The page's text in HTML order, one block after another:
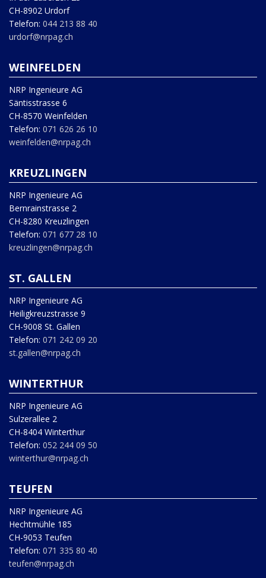
CH-8902 Urdorf
Telefon: 044 213 88 40
urdorf@nrpag.ch
WEINFELDEN
NRP Ingenieure AG
Säntisstrasse 6
CH-8570 Weinfelden
Telefon: 071 626 26 10
weinfelden@nrpag.ch
KREUZLINGEN
NRP Ingenieure AG
Bernrainstrasse 2
CH-8280 Kreuzlingen
Telefon: 071 677 28 10
kreuzlingen@nrpag.ch
ST. GALLEN
NRP Ingenieure AG
Heiligkreuzstrasse 9
CH-9008 St. Gallen
Telefon: 071 242 09 20
st.gallen@nrpag.ch
WINTERTHUR
NRP Ingenieure AG
Sulzerallee 2
CH-8404 Winterthur
Telefon: 052 244 09 50
winterthur@nrpag.ch
TEUFEN
NRP Ingenieure AG
Hechtmühle 185
CH-9053 Teufen
Telefon: 071 335 80 40
teufen@nrpag.ch